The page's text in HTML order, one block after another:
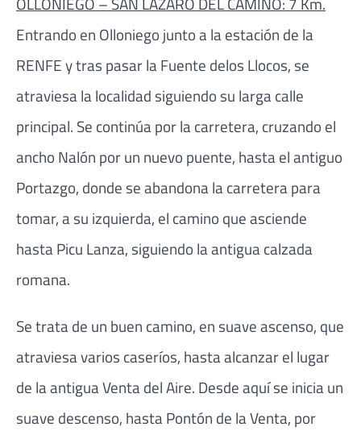
Entrando en Olloniego junto a la estación de la
RENFE y tras pasar la Fuente delos Llocos, se
atraviesa la localidad siguiendo su larga calle
principal. Se continúa por la carretera, cruzando el
ancho Nalón por un nuevo puente, hasta el antiguo
Portazgo, donde se abandona la carretera para
tomar, a su izquierda, el camino que asciende
hasta Picu Lanza, siguiendo la antigua calzada
romana.
Se trata de un buen camino, en suave ascenso, que
atraviesa varios caseríos, hasta alcanzar el lugar
de la antigua Venta del Aire. Desde aquí se inicia un
suave descenso, hasta Pontón de la Venta, por